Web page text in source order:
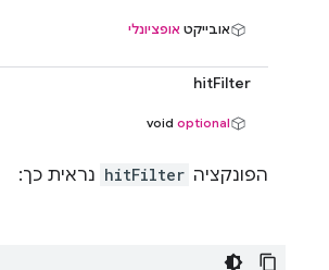
אובייקט אופציונלי
hitFilter
void optional
הפונקציה hitFilter נראית כך: